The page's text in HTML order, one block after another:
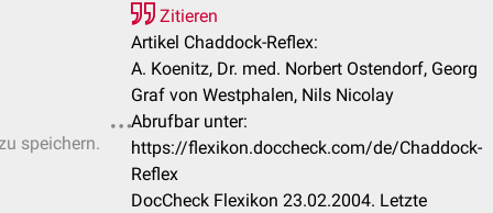
speichern.
Zitieren
Artikel Chaddock-Reflex:
A. Koenitz, Dr. med. Norbert Ostendorf, Georg
Graf von Westphalen, Nils Nicolay
Abrufbar unter:
https://flexikon.doccheck.com/de/Chaddock-
Reflex
DocCheck Flexikon 23.02.2004. Letzte